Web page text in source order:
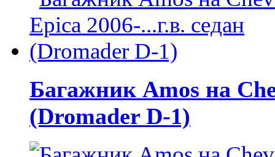
Багажник Amos на
(Dromader D-1)